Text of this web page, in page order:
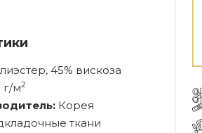
45% вискоза
г/м2
Корея
ткани